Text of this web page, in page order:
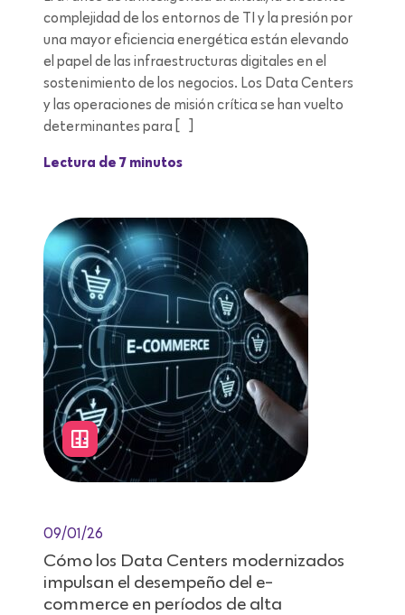
complejidad de los entornos de TI y la presión por
una mayor eficiencia energética están elevando
el papel de las infraestructuras digitales en el
sostenimiento de los negocios. Los Data Centers
y las operaciones de misión crítica se han vuelto
determinantes para […]
Lectura de 7 minutos
09/01/26
Cómo los Data Centers modernizados
impulsan el desempeño del e-
commerce en períodos de alta